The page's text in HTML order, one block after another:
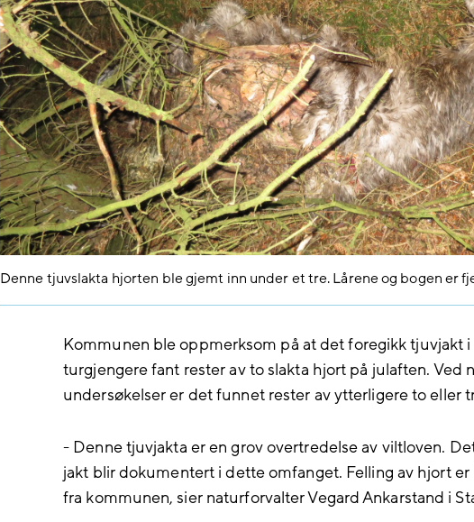
Denne tjuvslakta hjorten ble gjemt inn under et tre. Lårene og bogen er
Kommunen ble oppmerksom på at det foregikk tjuvjakt
turgjengere fant rester av to slakta hjort på julaften. Ved
undersøkelser er det funnet rester av ytterligere to eller
- Denne tjuvjakta er en grov overtredelse av viltloven.
jakt blir dokumentert i dette omfanget. Felling av hjort
fra kommunen, sier naturforvalter Vegard Ankarstand i